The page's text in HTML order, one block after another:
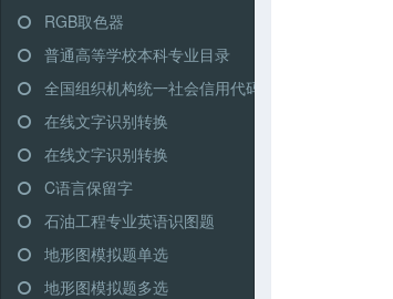
RGB取色器
普通高等学校本科专业目录
全国组织机构统一社会信用代码查询
在线文字识别转换
在线文字识别转换
C语言保留字
石油工程专业英语识图题
地形图模拟题单选
地形图模拟题多选